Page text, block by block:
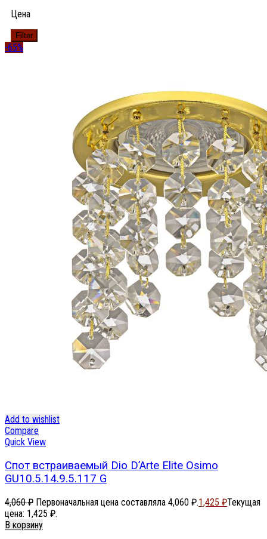
Цена
Filter
-65%
Add to wishlist
Compare
Quick View
Спот встраиваемый Dio D’Arte Elite Osimo
GU10.5.14.9.5.117 G
4,060₽ Первоначальная цена составляла 4,060 ₽.1,425 ₽Текущая
цена: 1,425 ₽.
В корзину